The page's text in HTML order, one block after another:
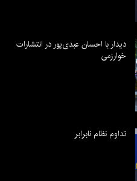
دیدار با احسان عبدی‌پور در انتشارات
خوارزمی
تداوم نظام نابرابر